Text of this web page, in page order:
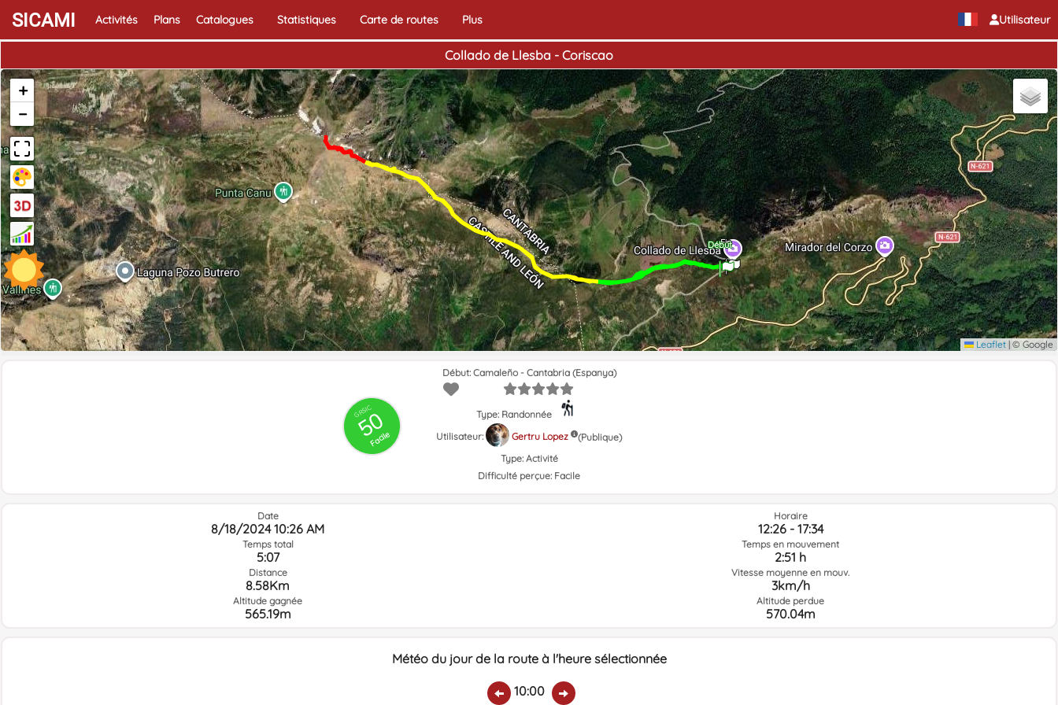
Utilisateur
SICAMI Activités Plans Catalogues Statistiques Carte de routes Plus
Collado de Llesba - Coriscao
Début
Fin
+
−
Leaflet | © Google
GRSIC
50
Facile
Début: Camaleño - Cantabria (Espanya)
Type: Randonnée
Utilisateur:
Gertru Lopez
(Publique)
Type: Activité
Difficulté perçue: Facile
Date
8/18/2024 10:26 AM
Temps total
5:07
Distance
8.58Km
Altitude gagnée
565.19m
Horaire
12:26 - 17:34
Temps en mouvement
2:51 h
Vitesse moyenne en mouv.
3km/h
Altitude perdue
570.04m
Météo du jour de la route à l'heure sélectionnée
10:00